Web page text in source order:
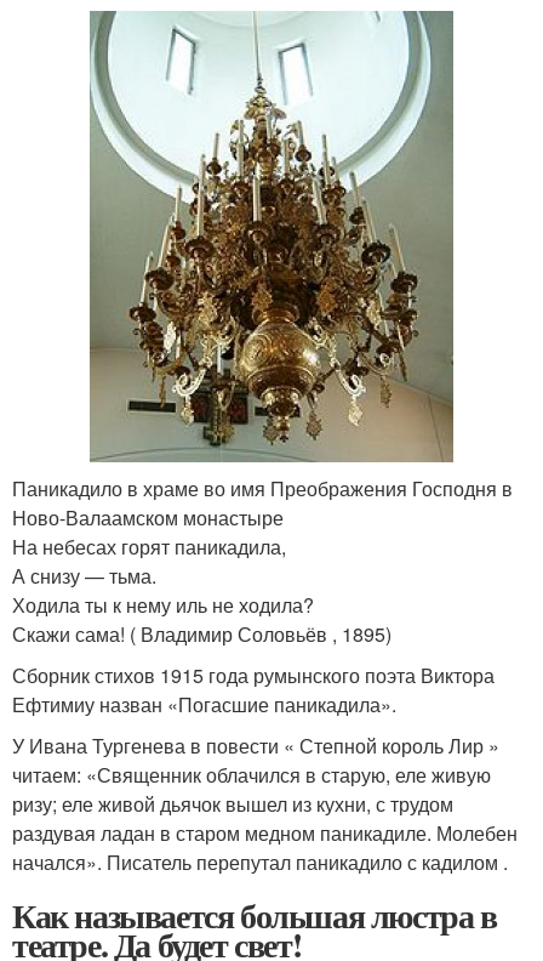
Паникадило в храме во имя Преображения Господня в
Ново-Валаамском монастыре
На небесах горят паникадила,
А снизу — тьма.
Ходила ты к нему иль не ходила?
Скажи сама! ( Владимир Соловьёв , 1895)
Сборник стихов 1915 года румынского поэта Виктора
Ефтимиу назван «Погасшие паникадила».
У Ивана Тургенева в повести « Степной король Лир »
читаем: «Священник облачился в старую, еле живую
ризу; еле живой дьячок вышел из кухни, с трудом
раздувая ладан в старом медном паникадиле. Молебен
начался». Писатель перепутал паникадило с кадилом .
Как называется большая люстра в
театре. Да будет свет!